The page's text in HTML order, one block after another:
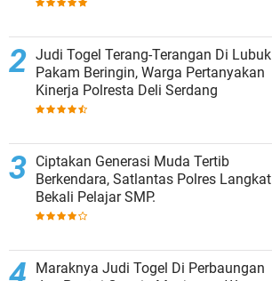
Judi Togel Terang-Terangan Di Lubuk
Pakam Beringin, Warga Pertanyakan
Kinerja Polresta Deli Serdang
Ciptakan Generasi Muda Tertib
Berkendara, Satlantas Polres Langkat
Bekali Pelajar SMP.
Maraknya Judi Togel Di Perbaungan